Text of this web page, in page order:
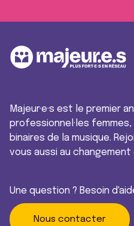
Majeur·e·s est le premier
professionnel·les
binaires de la musique.
vous aussi au changement
Une question ? Besoin
Nous contacter